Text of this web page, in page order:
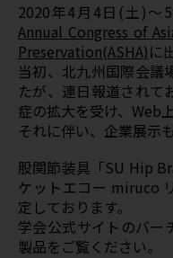
2020年4月4日(土)～
Annual Congress of
Preservation(ASHA)に
当初、北九州国際会議
たが、連日報道されて
症の拡大を受け、Web
それに伴い、企業展示
股関節装具「SU Hip
ケットエコー miruco
定しております。
学会公式サイトのバー
製品をご覧ください。